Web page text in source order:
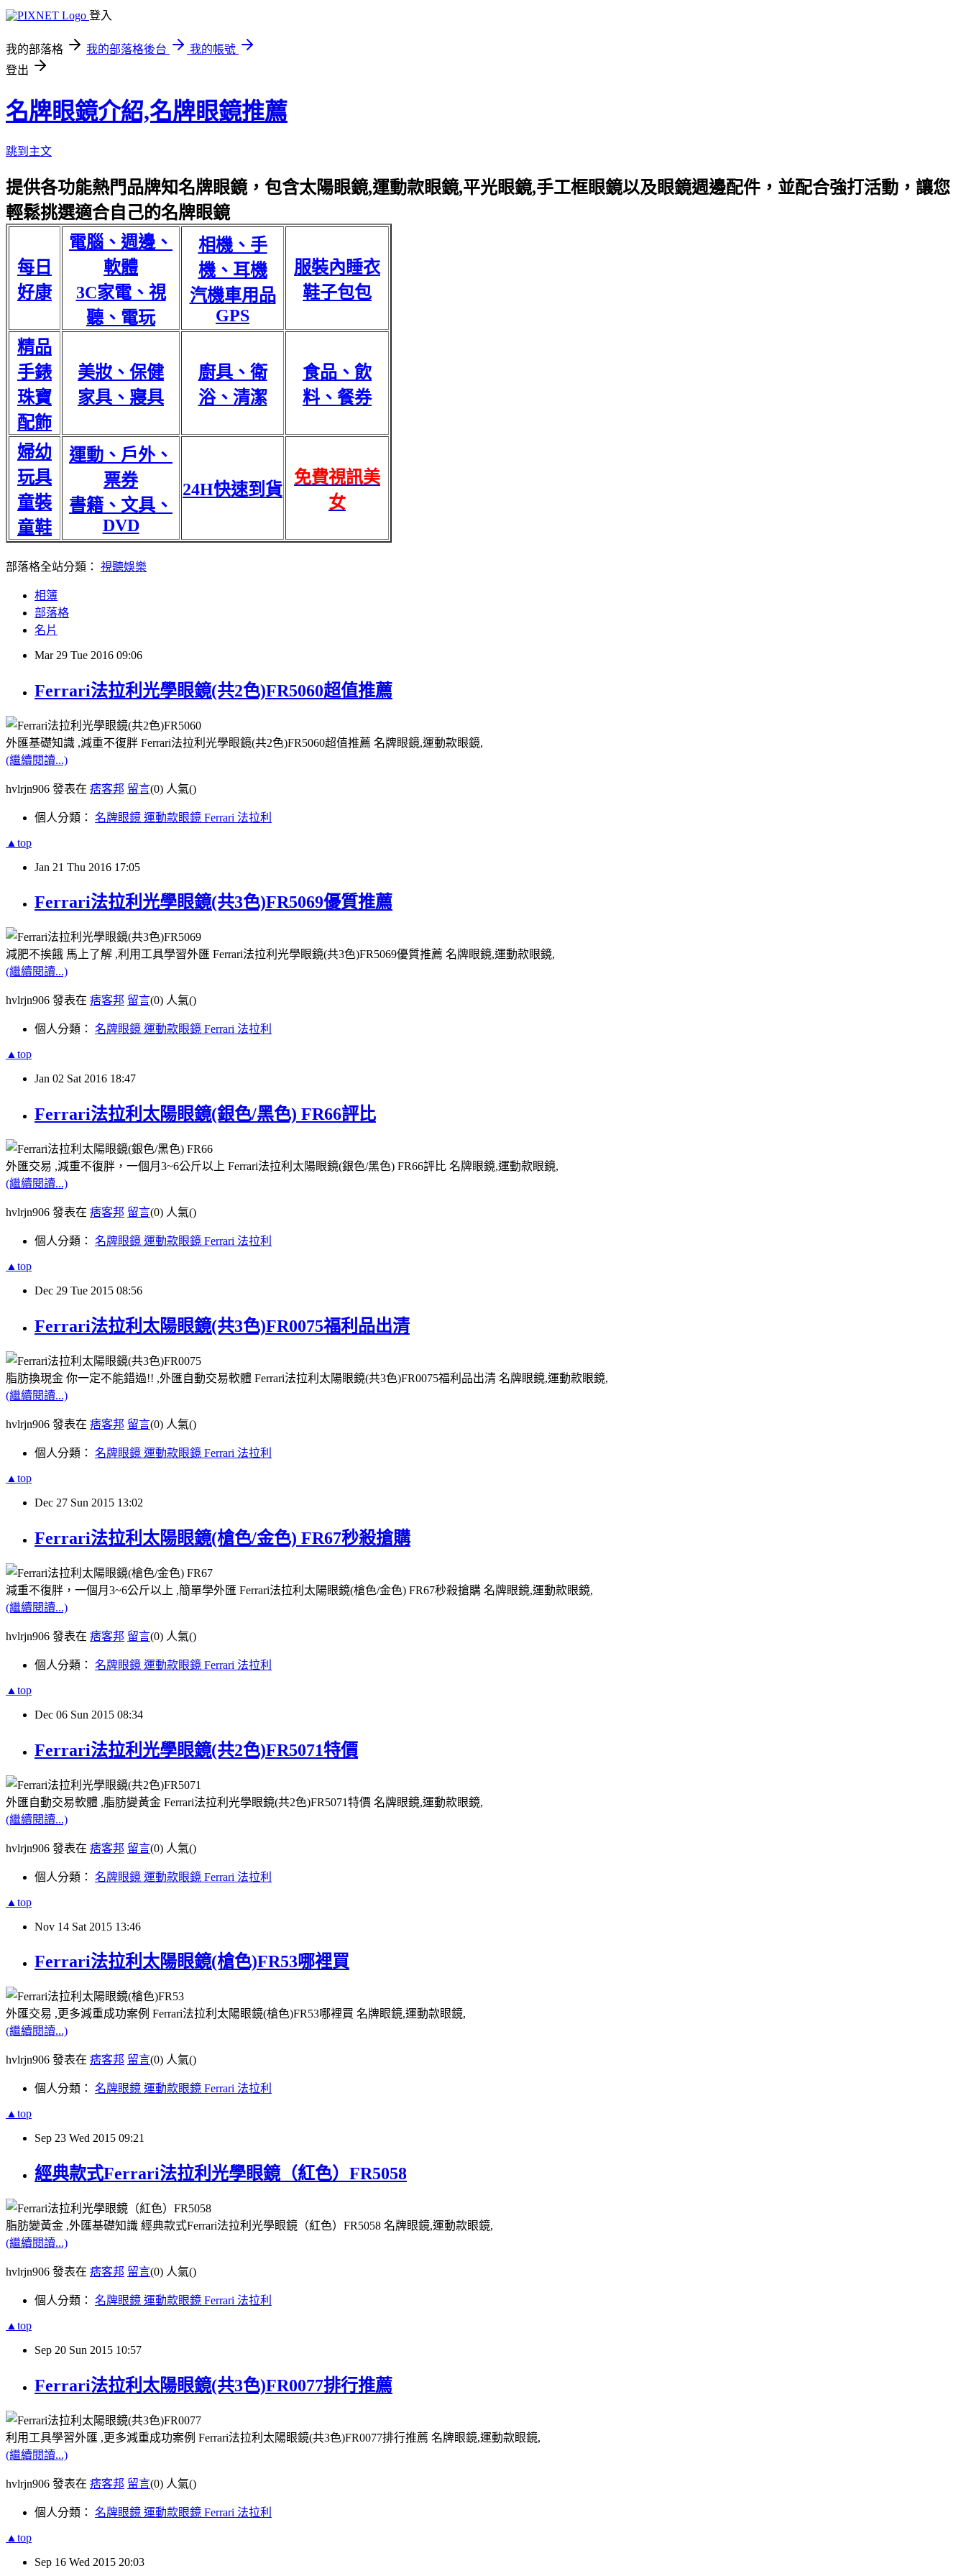
登入
我的部落格 我的部落格後台
我的帳號
登出
名牌眼鏡介紹,名牌眼鏡推薦
跳到主文
提供各功能熱門品牌知名牌眼鏡，包含太陽眼鏡,運動款眼鏡,平光眼鏡,手工框眼鏡以及眼鏡週邊配件，並配合強打活動，讓您
輕鬆挑選適合自己的名牌眼鏡
每日
好康
電腦、週邊、
軟體
3C家電、視
聽、電玩
相機、手
機、耳機
汽機車用品
GPS
服裝內睡衣
鞋子包包
精品
手錶
珠寶
配飾
美妝、保健
家具、寢具
廚具、衛
浴、清潔
食品、飲
料、餐券
婦幼
玩具
童裝
童鞋
運動、戶外、
票券
書籍、文具、
DVD
24H快速到貨
免費視訊美
女
部落格全站分類： 視聽娛樂
相簿
部落格
名片
Mar 29 Tue 2016 09:06
Ferrari法拉利光學眼鏡(共2色)FR5060超值推薦
外匯基礎知識 ,減重不復胖 Ferrari法拉利光學眼鏡(共2色)FR5060超值推薦 名牌眼鏡,運動款眼鏡,
(繼續閱讀...)
hvlrjn906 發表在 痞客邦 留言(0) 人氣()
個人分類： 名牌眼鏡 運動款眼鏡 Ferrari 法拉利
▲top
Jan 21 Thu 2016 17:05
Ferrari法拉利光學眼鏡(共3色)FR5069優質推薦
減肥不挨餓 馬上了解 ,利用工具學習外匯 Ferrari法拉利光學眼鏡(共3色)FR5069優質推薦 名牌眼鏡,運動款眼鏡,
(繼續閱讀...)
hvlrjn906 發表在 痞客邦 留言(0) 人氣()
個人分類： 名牌眼鏡 運動款眼鏡 Ferrari 法拉利
▲top
Jan 02 Sat 2016 18:47
Ferrari法拉利太陽眼鏡(銀色/黑色) FR66評比
外匯交易 ,減重不復胖，一個月3~6公斤以上 Ferrari法拉利太陽眼鏡(銀色/黑色) FR66評比 名牌眼鏡,運動款眼鏡,
(繼續閱讀...)
hvlrjn906 發表在 痞客邦 留言(0) 人氣()
個人分類： 名牌眼鏡 運動款眼鏡 Ferrari 法拉利
▲top
Dec 29 Tue 2015 08:56
Ferrari法拉利太陽眼鏡(共3色)FR0075福利品出清
脂肪換現金 你一定不能錯過!! ,外匯自動交易軟體 Ferrari法拉利太陽眼鏡(共3色)FR0075福利品出清 名牌眼鏡,運動款眼鏡,
(繼續閱讀...)
hvlrjn906 發表在 痞客邦 留言(0) 人氣()
個人分類： 名牌眼鏡 運動款眼鏡 Ferrari 法拉利
▲top
Dec 27 Sun 2015 13:02
Ferrari法拉利太陽眼鏡(槍色/金色) FR67秒殺搶購
減重不復胖，一個月3~6公斤以上 ,簡單學外匯 Ferrari法拉利太陽眼鏡(槍色/金色) FR67秒殺搶購 名牌眼鏡,運動款眼鏡,
(繼續閱讀...)
hvlrjn906 發表在 痞客邦 留言(0) 人氣()
個人分類： 名牌眼鏡 運動款眼鏡 Ferrari 法拉利
▲top
Dec 06 Sun 2015 08:34
Ferrari法拉利光學眼鏡(共2色)FR5071特價
外匯自動交易軟體 ,脂肪變黃金 Ferrari法拉利光學眼鏡(共2色)FR5071特價 名牌眼鏡,運動款眼鏡,
(繼續閱讀...)
hvlrjn906 發表在 痞客邦 留言(0) 人氣()
個人分類： 名牌眼鏡 運動款眼鏡 Ferrari 法拉利
▲top
Nov 14 Sat 2015 13:46
Ferrari法拉利太陽眼鏡(槍色)FR53哪裡買
外匯交易 ,更多減重成功案例 Ferrari法拉利太陽眼鏡(槍色)FR53哪裡買 名牌眼鏡,運動款眼鏡,
(繼續閱讀...)
hvlrjn906 發表在 痞客邦 留言(0) 人氣()
個人分類： 名牌眼鏡 運動款眼鏡 Ferrari 法拉利
▲top
Sep 23 Wed 2015 09:21
經典款式Ferrari法拉利光學眼鏡（紅色）FR5058
脂肪變黃金 ,外匯基礎知識 經典款式Ferrari法拉利光學眼鏡（紅色）FR5058 名牌眼鏡,運動款眼鏡,
(繼續閱讀...)
hvlrjn906 發表在 痞客邦 留言(0) 人氣()
個人分類： 名牌眼鏡 運動款眼鏡 Ferrari 法拉利
▲top
Sep 20 Sun 2015 10:57
Ferrari法拉利太陽眼鏡(共3色)FR0077排行推薦
利用工具學習外匯 ,更多減重成功案例 Ferrari法拉利太陽眼鏡(共3色)FR0077排行推薦 名牌眼鏡,運動款眼鏡,
(繼續閱讀...)
hvlrjn906 發表在 痞客邦 留言(0) 人氣()
個人分類： 名牌眼鏡 運動款眼鏡 Ferrari 法拉利
▲top
Sep 16 Wed 2015 20:03